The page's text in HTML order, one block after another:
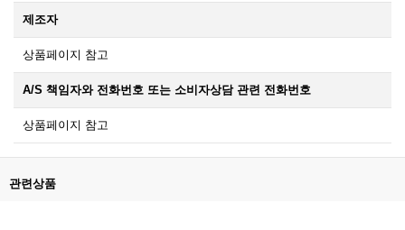
제조자
상품페이지 참고
A/S 책임자와 전화번호 또는 소비자상담 관련 전화번호
상품페이지 참고
관련상품